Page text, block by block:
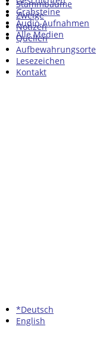
Grabsteine
Audio-Aufnahmen
Alle Medien
Stammbäume
Zweige
Notizen
Quellen
Aufbewahrungsorte
Lesezeichen
Kontakt
*Deutsch
English